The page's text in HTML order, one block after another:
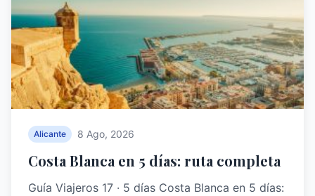
Alicante 8 Ago, 2026
Costa Blanca en 5 días: ruta completa
Guía Viajeros 17 · 5 días Costa Blanca en 5 días: